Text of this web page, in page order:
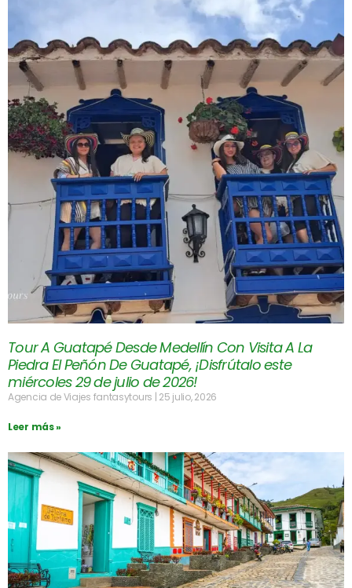
Tour A Guatapé Desde Medellín Con Visita A La
Piedra El Peñón De Guatapé, ¡Disfrútalo este
miércoles 29 de julio de 2026!
Agencia de Viajes fantasytours 25 julio, 2026
Leer más »